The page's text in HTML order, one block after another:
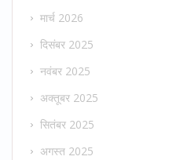
मार्च 2026
दिसंबर 2025
नवंबर 2025
अक्तूबर 2025
सितंबर 2025
अगस्त 2025